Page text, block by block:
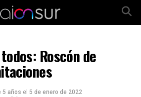
Roscón de
5 años el 5 de enero de 2022